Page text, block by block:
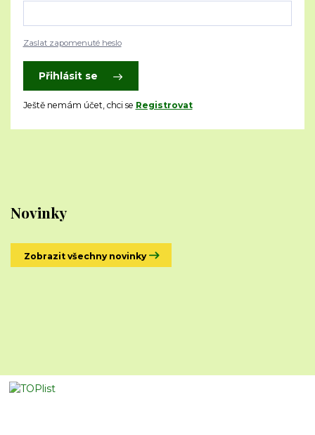
Novinky
Zobrazit všechny novinky
Zaslat zapomenuté heslo
Přihlásit se
Ještě nemám účet, chci se Registrovat